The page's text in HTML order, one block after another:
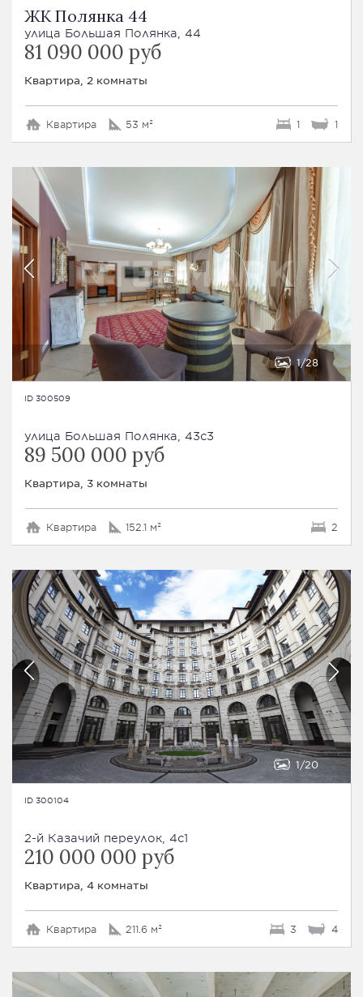
ЖК Полянка 44
улица Большая Полянка, 44
81 090 000 руб
Квартира, 2 комнаты
Квартира 53 м² 1 1
1 28
ID 300509
улица Большая Полянка, 43с3
89 500 000 руб
Квартира, 3 комнаты
Квартира 152.1 м² 2
1 20
ID 300104
2-й Казачий переулок, 4с1
210 000 000 руб
Квартира, 4 комнаты
Квартира 211.6 м² 3 4